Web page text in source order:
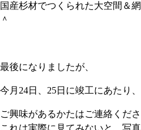
国産杉材でつくられた大空間＆
＾
最後になりましたが、
今月24日、25日に竣工にあたり
ご興味があるかたはご連絡くださ
これは実際に見てみないと、写